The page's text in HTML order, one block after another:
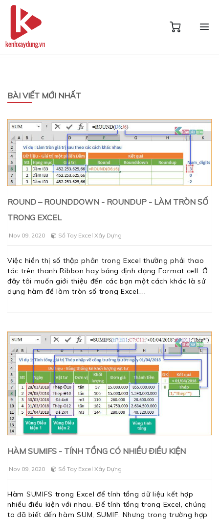
BÀI VIẾT MỚI NHẤT
ROUND – ROUNDDOWN - ROUNDUP - LÀM TRÒN SỐ
TRONG EXCEL
Nov 09, 2020 Sổ Tay Excel Xây Dựng
Việc hiển thị số thập phân trong Excel thường phải thao
tác trên thanh Ribbon hay bảng định dạng Format cell. Ở
đây tôi muốn giới thiệu đến các bạn một cách khác là sử
dụng hàm để làm tròn số trong Excel.
HÀM SUMIFS - TÍNH TỔNG CÓ NHIỀU ĐIỀU KIỆN
Nov 09, 2020 Sổ Tay Excel Xây Dựng
Hàm SUMIFS trong Excel để tính tổng dữ liệu kết hợp
nhiều điều kiện với nhau. Để tính tổng trong Excel, chúng
ta đã biết đến hàm SUM, SUMIF. Nhưng trong trường hợp